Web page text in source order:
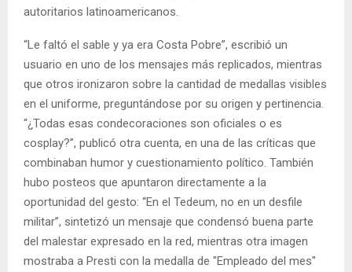
autoritarios latinoamericanos.
“Le faltó el sable y ya era Costa Pobre”, escribió un
usuario en uno de los mensajes más replicados, mientras
que otros ironizaron sobre la cantidad de medallas visibles
en el uniforme, preguntándose por su origen y pertinencia.
“¿Todas esas condecoraciones son oficiales o es
cosplay?”, publicó otra cuenta, en una de las críticas que
combinaban humor y cuestionamiento político. También
hubo posteos que apuntaron directamente a la
oportunidad del gesto: “En el Tedeum, no en un desfile
militar”, sintetizó un mensaje que condensó buena parte
del malestar expresado en la red, mientras otra imagen
mostraba a Presti con la medalla de "Empleado del mes"